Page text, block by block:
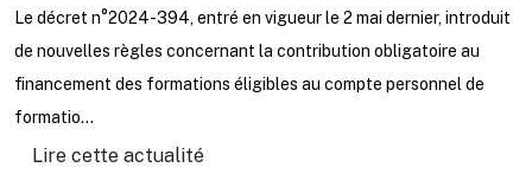
Le décret n°2024-394, entré en vigueur le 2 mai dernier, introduit
de nouvelles règles concernant la contribution obligatoire au
financement des formations éligibles au compte personnel de
formatio...
Lire cette actualité